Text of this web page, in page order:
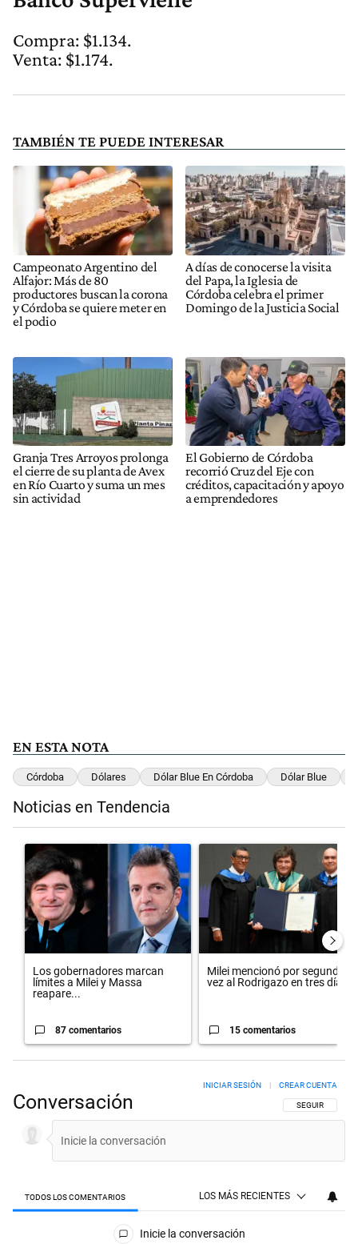
Compra: $1.134.
Venta: $1.174.
TAMBIÉN TE PUEDE INTERESAR
Campeonato Argentino del
Alfajor: Más de 80
productores buscan la corona
y Córdoba se quiere meter en
el podio
A días de conocerse la visita
del Papa, la Iglesia de
Córdoba celebra el primer
Domingo de la Justicia Social
Granja Tres Arroyos prolonga
el cierre de su planta de Avex
en Río Cuarto y suma un mes
sin actividad
El Gobierno de Córdoba
recorrió Cruz del Eje con
créditos, capacitación y apoyo
a emprendedores
EN ESTA NOTA
Córdoba Dólares Dólar Blue En Córdoba Dólar Blue
Noticias en Tendencia
Un artículo de tendencia con el título "Los gobernadores marcan
Los gobernadores marcan
límites a Milei y Massa
reapare...
87 comentarios
Un artículo de tendencia con el
Milei mencionó por segunda
vez al Rodrigazo en tres día...
15 comentarios
Conversación SIGA ESTA
SEGUIR
INICIAR SESIÓN CREAR CUENTA
TODOS LOS COMENTARIOS LOS MÁS RECIENTES
Todos los comentarios
Inicie la conversación